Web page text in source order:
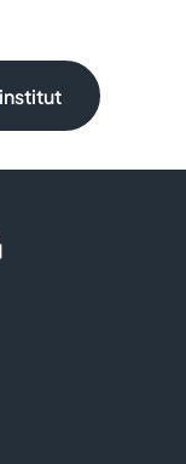
dédié à la
Poussez la
pour toutes